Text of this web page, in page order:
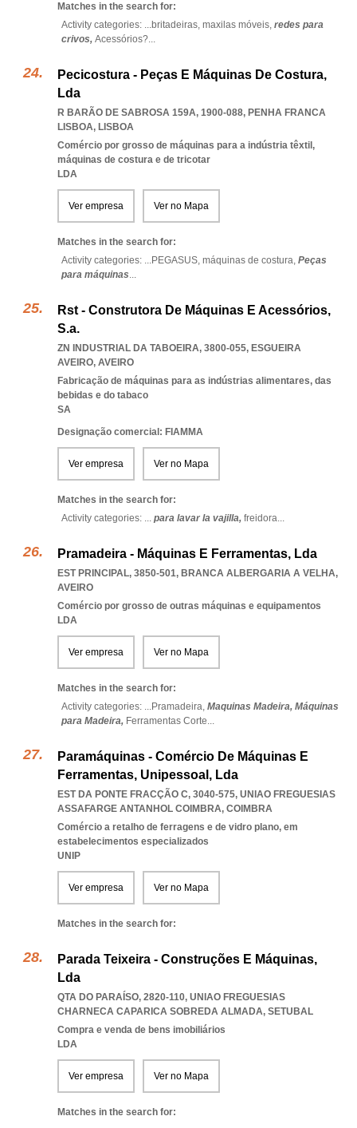
Matches in the search for:
Activity categories: ...britadeiras, maxilas móveis, redes para
crivos, Acessórios?...
Pecicostura - Peças E Máquinas De Costura,
Lda
R BARÃO DE SABROSA 159A, 1900-088, PENHA FRANCA
LISBOA, LISBOA
Comércio por grosso de máquinas para a indústria têxtil,
máquinas de costura e de tricotar
LDA
Ver empresa Ver no Mapa
Matches in the search for:
Activity categories: ...PEGASUS, máquinas de costura, Peças
para máquinas...
Rst - Construtora De Máquinas E Acessórios,
S.a.
ZN INDUSTRIAL DA TABOEIRA, 3800-055, ESGUEIRA
AVEIRO, AVEIRO
Fabricação de máquinas para as indústrias alimentares, das
bebidas e do tabaco
SA
Designação comercial: FIAMMA
Ver empresa Ver no Mapa
Matches in the search for:
Activity categories: ... para lavar la vajilla, freidora...
Pramadeira - Máquinas E Ferramentas, Lda
EST PRINCIPAL, 3850-501, BRANCA ALBERGARIA A VELHA,
AVEIRO
Comércio por grosso de outras máquinas e equipamentos
LDA
Ver empresa Ver no Mapa
Matches in the search for:
Activity categories: ...Pramadeira, Maquinas Madeira, Máquinas
para Madeira, Ferramentas Corte...
Paramáquinas - Comércio De Máquinas E
Ferramentas, Unipessoal, Lda
EST DA PONTE FRACÇÃO C, 3040-575, UNIAO FREGUESIAS
ASSAFARGE ANTANHOL COIMBRA, COIMBRA
Comércio a retalho de ferragens e de vidro plano, em
estabelecimentos especializados
UNIP
Ver empresa Ver no Mapa
Matches in the search for:
Parada Teixeira - Construções E Máquinas,
Lda
QTA DO PARAÍSO, 2820-110, UNIAO FREGUESIAS
CHARNECA CAPARICA SOBREDA ALMADA, SETUBAL
Compra e venda de bens imobiliários
LDA
Ver empresa Ver no Mapa
Matches in the search for: